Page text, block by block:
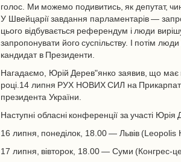
голос. Ми можемо подивитись, як депутат,
У Швейцарії завдання парламентарів —
цього відбувається референдум і люди
запропонувати його суспільству. І потім
кандидат в Президенти.
Нагадаємо, Юрій Дерев"янко заявив, що має
році.14 липня РУХ НОВИХ СИЛ на
президента України.
Наступні обласні конференції за участі
16 липня, понеділок, 18.00 — Львів (Leopolis
17 липня, вівторок, 18.00 — Суми (Конгрес-